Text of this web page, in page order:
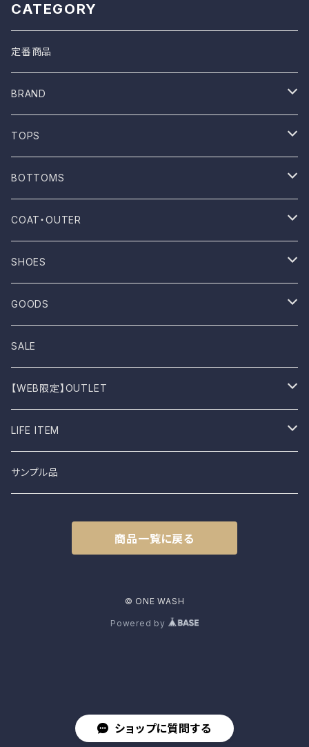
ショップに質問する
CATEGORY
定番商品
BRAND
ONE WASH
Mau
NOVESTA
ROTOTO
UES
Dansko
BIRKEN STOCK
shimaai
NAPRON
TOPS
T-shirt
Shirt
No sleeve
One-piece
Parkar
Knit
Sweatshirt
Vest
BOTTOMS
Pants
Skirts
COAT・OUTER
Coat
Outer
Jacket
SHOES
Sneakers
Sandal
Boots
GOODS
Bag
Stall
Socks
Cap
SALE
【WEB限定】OUTLET
B品
LIFE ITEM
食器
サンプル品
商品一覧に戻る
© ONE WASH
Powered by